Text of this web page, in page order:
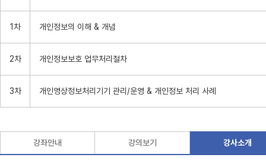
1차 개인정보의 이해 & 개념
2차 개인정보보호 업무처리절차
3차 개인영상정보처리기기 관리/운영 & 개인정보 처리 사례
강좌안내 강의보기 강사소개